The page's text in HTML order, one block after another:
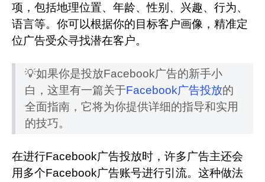
项，包括地理位置、年龄、性别、兴趣、行为、
语言等。你可以根据你的目标客户画像，精准定
位广告受众寻找潜在客户。
💡如果你是投放Facebook广告的新手小
白，这里有一篇关于Facebook广告投放的
全面指南，它将为你提供详细的指导和实用
的技巧。
在进行Facebook广告投放时，许多广告主还会
用多个Facebook广告账号进行引流。这种做法